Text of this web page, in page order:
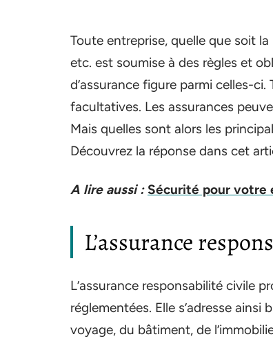
Toute entreprise, quelle que soit
etc. est soumise à des règles et
d’assurance figure parmi celles-
facultatives. Les assurances
Mais quelles sont alors les
Découvrez la réponse dans cet
A lire aussi : Sécurité pour votre
L’assurance
L’assurance responsabilité civile
réglementées. Elle s’adresse
voyage, du bâtiment, de